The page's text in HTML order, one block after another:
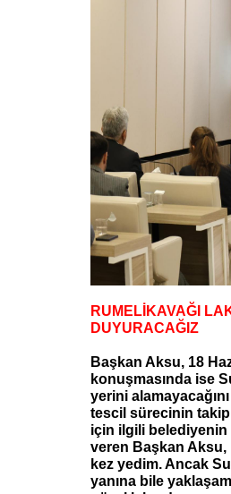
RUMELİKAVAĞI
DUYURACAĞIZ
Başkan Aksu, 18
konuşmasında ise
yerini
tescil sürecinin
için ilgili belediyenin
veren Başkan Aksu,
kez yedim. Ancak
yanına bile